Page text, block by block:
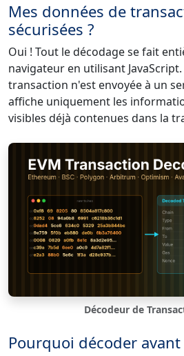
Mes données de
sécurisées ?
Oui ! Tout le décodage se fait
navigateur en utilisant
transaction n'est envoyée à un
affiche uniquement les
visibles déjà contenues dans la
Décodeur de
Pourquoi décoder